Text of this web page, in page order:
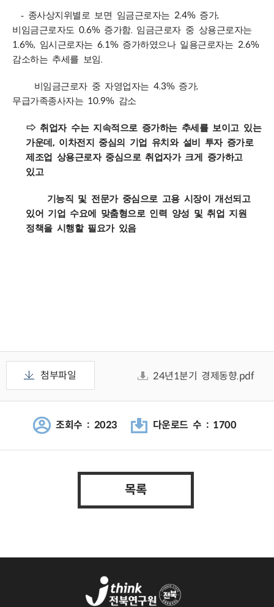
-​ 종사상지위별로 보면 임금근로자는 2.4% 증가,
비임금근로자도 0.6% 증가함. 임금근로자 중 상용근로자는
1.6%, 임시근로자는 6.1% 증가하였으나 일용근로자는 2.6%
감소하는 추세를 보임.
비임금근로자 중 자영업자는 4.3% 증가,
무급가족종사자는 10.9% 감소
⇨ 취업자 수는 지속적으로 증가하는 추세를 보이고 있는
가운데 , 이차전지 중심의 기업 유치와 설비 투자 증가로
제조업 상용근로자 중심으로 취업자가 크게 증가하고
있고
기능직 및 전문가 중심으로 고용 시장이 개선되고
있어 기업 수요에 맞춤형으로 인력 양성 및 취업 지원
정책을 시행할 필요가 있음
첨부파일 24년1분기 경제동향.pdf
조회수 : 2023 다운로드 수 : 1700
목록